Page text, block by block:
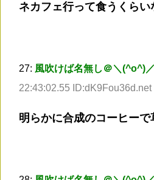
ネカフェ行って食うくら
27: 風吹けば名無し＠＼(^o^)／
22:43:02.55 ID:dK9Fou36d.net
明らかに合成のコーヒーで